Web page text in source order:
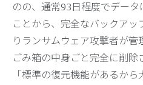
のの、通常93日程度でデー
ことから、完全なバックア
りランサムウェア攻撃者が管
ごみ箱の中身ごと完全に削除
「標準の復元機能があるか